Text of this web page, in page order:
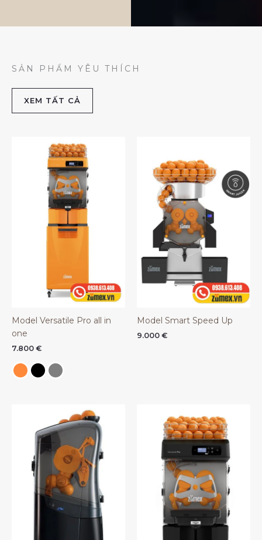
SẢN PHẨM YÊU THÍCH
XEM TẤT CẢ
Model Versatile Pro all in
one
7.800 €
Model Smart Speed Up
9.000 €